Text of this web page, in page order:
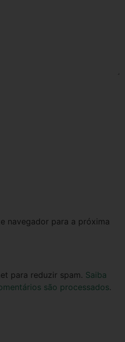
navegador para a próxima
para reduzir spam. Saiba
são processados.